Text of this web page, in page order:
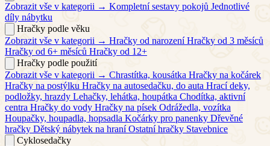
Zobrazit vše v kategorii → Kompletní sestavy pokojů Jednotlivé
díly nábytku
Hračky podle věku
Zobrazit vše v kategorii → Hračky od narození Hračky od 3 měsíců
Hračky od 6+ měsíců Hračky od 12+
Hračky podle použití
Zobrazit vše v kategorii → Chrastítka, kousátka Hračky na kočárek
Hračky na postýlku Hračky na autosedačku, do auta Hrací deky,
podložky, hrazdy Lehačky, lehátka, houpátka Chodítka, aktivní
centra Hračky do vody Hračky na písek Odrážedla, vozítka
Houpačky, houpadla, hopsadla Kočárky pro panenky Dřevěné
hračky Dětský nábytek na hraní Ostatní hračky Stavebnice
Cyklosedačky